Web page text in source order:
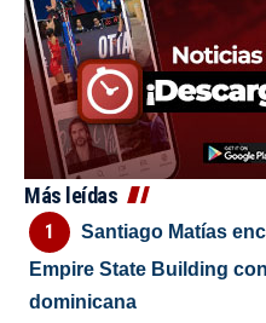
Más leídas
Santiago Matías
Empire State Building
dominicana